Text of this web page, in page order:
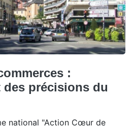
:
des précisions du
national "Action Cœur de